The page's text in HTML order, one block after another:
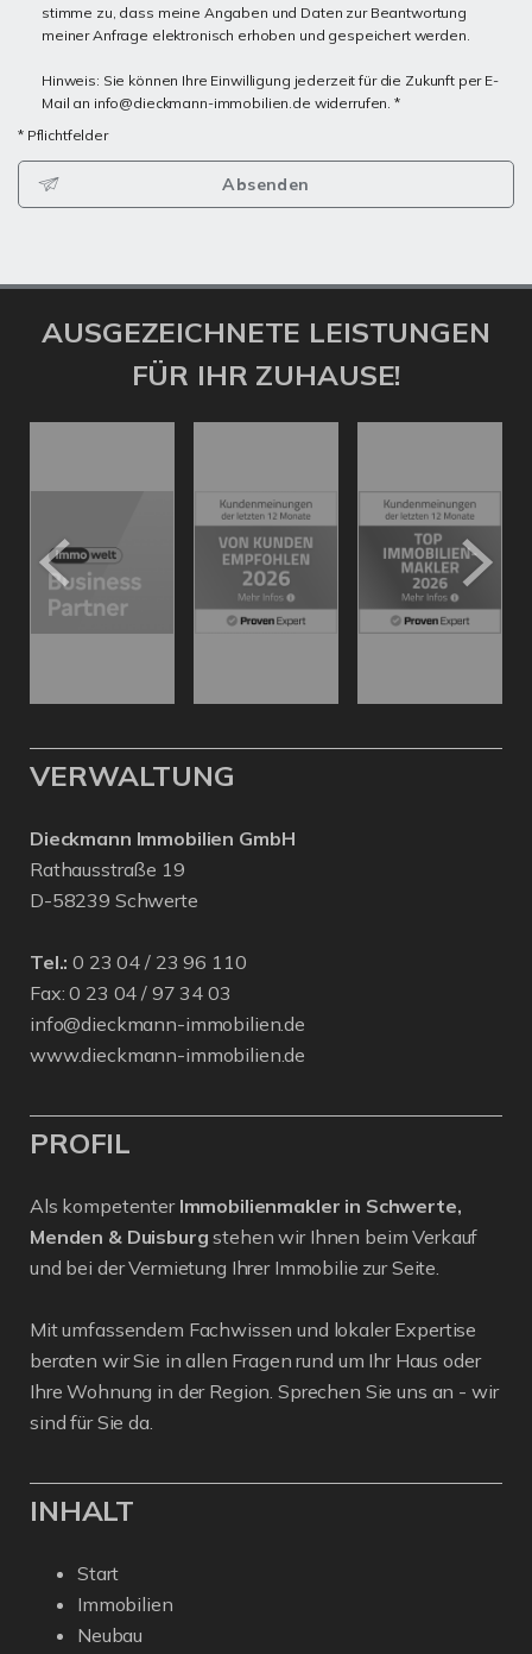
stimme zu, dass meine Angaben und Daten zur Beantwortung
meiner Anfrage elektronisch erhoben und gespeichert werden.
Hinweis: Sie können Ihre Einwilligung jederzeit für die Zukunft per E-
Mail an info@dieckmann-immobilien.de widerrufen. *
* Pflichtfelder
Absenden
AUSGEZEICHNETE LEISTUNGEN
FÜR IHR ZUHAUSE!
VERWALTUNG
Dieckmann Immobilien GmbH
Rathausstraße 19
D-58239 Schwerte
Tel.: 0 23 04 / 23 96 110
Fax: 0 23 04 / 97 34 03
info@dieckmann-immobilien.de
www.dieckmann-immobilien.de
PROFIL
Als kompetenter Immobilienmakler in Schwerte,
Menden & Duisburg stehen wir Ihnen beim Verkauf
und bei der Vermietung Ihrer Immobilie zur Seite.
Mit umfassendem Fachwissen und lokaler Expertise
beraten wir Sie in allen Fragen rund um Ihr Haus oder
Ihre Wohnung in der Region. Sprechen Sie uns an - wir
sind für Sie da.
INHALT
Start
Immobilien
Neubau